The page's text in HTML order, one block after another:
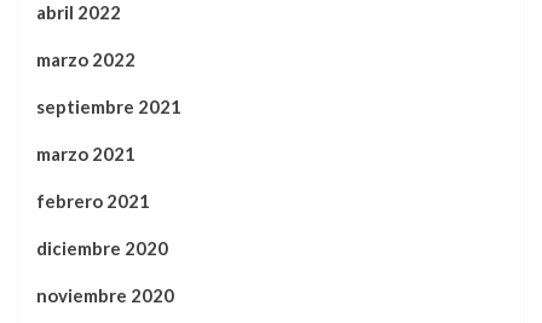
abril 2022
marzo 2022
septiembre 2021
marzo 2021
febrero 2021
diciembre 2020
noviembre 2020